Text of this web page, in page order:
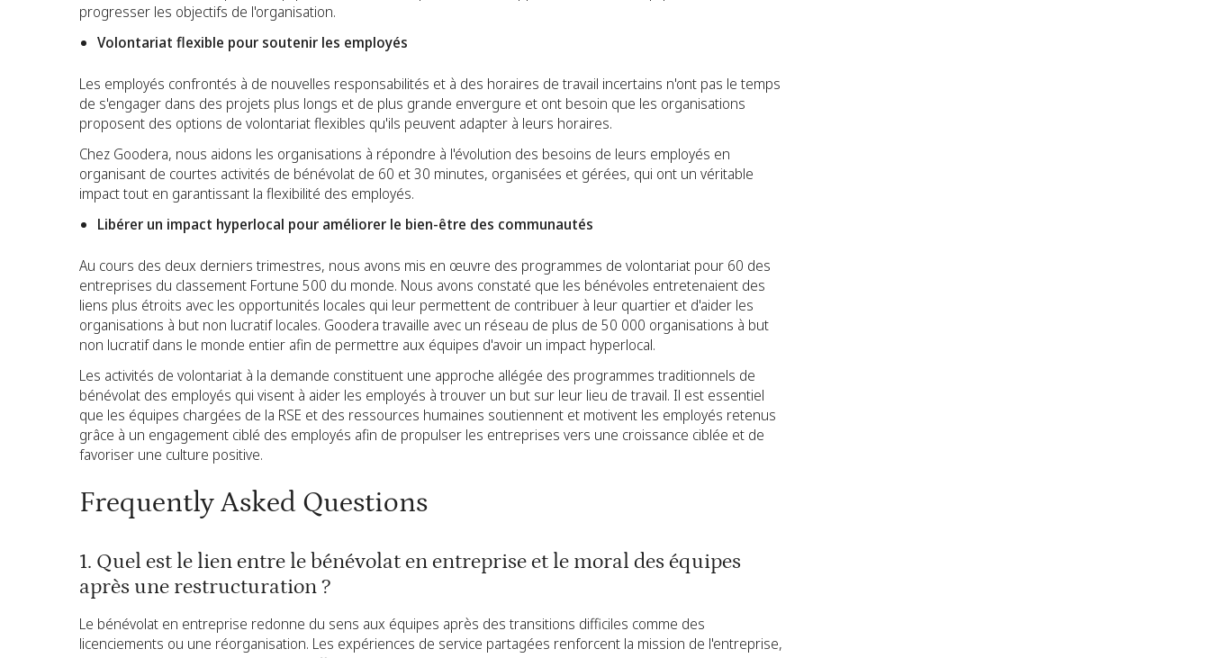
progresser les objectifs de l'organisation.
Volontariat flexible pour soutenir les employés
Les employés confrontés à de nouvelles responsabilités et à des horaires de travail incertains n'ont pas le temps
de s'engager dans des projets plus longs et de plus grande envergure et ont besoin que les organisations
proposent des options de volontariat flexibles qu'ils peuvent adapter à leurs horaires.
Chez Goodera, nous aidons les organisations à répondre à l'évolution des besoins de leurs employés en
organisant de courtes activités de bénévolat de 60 et 30 minutes, organisées et gérées, qui ont un véritable
impact tout en garantissant la flexibilité des employés.
Libérer un impact hyperlocal pour améliorer le bien-être des communautés
Au cours des deux derniers trimestres, nous avons mis en œuvre des programmes de volontariat pour 60 des
entreprises du classement Fortune 500 du monde. Nous avons constaté que les bénévoles entretenaient des
liens plus étroits avec les opportunités locales qui leur permettent de contribuer à leur quartier et d'aider les
organisations à but non lucratif locales. Goodera travaille avec un réseau de plus de 50 000 organisations à but
non lucratif dans le monde entier afin de permettre aux équipes d'avoir un impact hyperlocal.
Les activités de volontariat à la demande constituent une approche allégée des programmes traditionnels de
bénévolat des employés qui visent à aider les employés à trouver un but sur leur lieu de travail. Il est essentiel
que les équipes chargées de la RSE et des ressources humaines soutiennent et motivent les employés retenus
grâce à un engagement ciblé des employés afin de propulser les entreprises vers une croissance ciblée et de
favoriser une culture positive.
Frequently Asked Questions
1. Quel est le lien entre le bénévolat en entreprise et le moral des équipes
après une restructuration ?
Le bénévolat en entreprise redonne du sens aux équipes après des transitions difficiles comme des
licenciements ou une réorganisation. Les expériences de service partagées renforcent la mission de l'entreprise,